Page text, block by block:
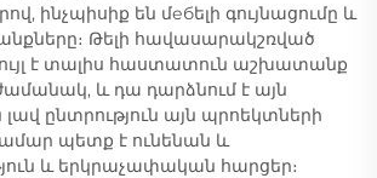
ինչպիսիք են մебելի գույնացումը և
Թելի հավասարակշռված
է տալիս հաստատուն աշխատանք
և դա դարձնում է այն
ընտրություն այն պրոեկտների
պետք է ունենան և
և երկրաչափական հարցեր։